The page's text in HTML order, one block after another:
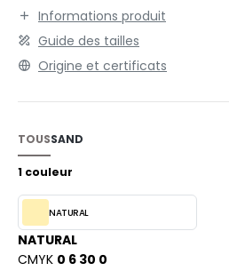
SHOPPING
VETEMENTS
- BLANKS
Informations produit
Guide des tailles
Origine et certificats
TOUSSAND
1 couleur
NATURAL
NATURAL
CMYK 0 6 30 0